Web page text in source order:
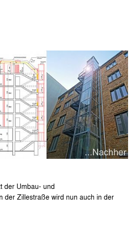
Die Maßnahmen umfassen auch
des Innenhofs und der
des Jahres 2024 erfolgen.
der Umbau- und
der Zillestraße wird nun auch in der
Umnutzung von Gewerbeeinheiten